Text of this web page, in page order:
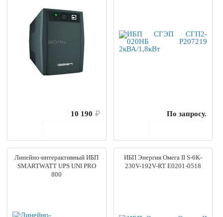
10 190 ₽
По запросу.
Линейно-интерактивный ИБП
SMARTWATT UPS UNI PRO
800
ИБП Энергия Омега II S-6K-
230V-192V-RT Е0201-0518